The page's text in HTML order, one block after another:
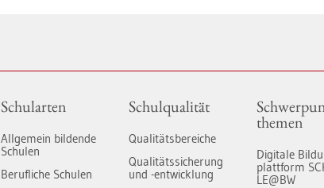
Schul­ar­ten
All­ge­mein bil­den­de
Schu­len
Be­ruf­li­che Schu­len
Schul­qua­li­tät
Qua­li­täts­be­rei­che
Qua­li­täts­si­che­rung
und -ent­wick­lung
the­men
Di­gi­ta­le
platt­form
LE@BW